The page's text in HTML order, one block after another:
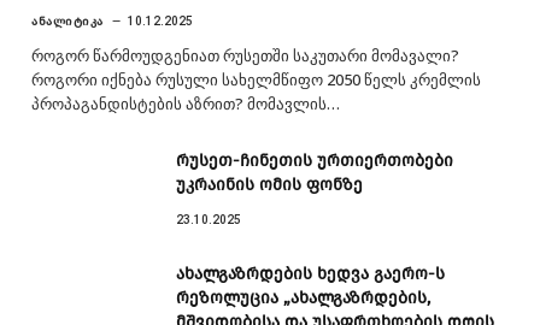
ᲐᲜᲐᲚᲘᲢᲘᲙᲐ 10.12.2025
როგორ წარმოუდგენიათ რუსეთში საკუთარი მომავალი?
როგორი იქნება რუსული სახელმწიფო 2050 წელს კრემლის
პროპაგანდისტების აზრით? მომავლის…
რუსეთ-ჩინეთის ურთიერთობები
უკრაინის ომის ფონზე
23.10.2025
ახალგაზრდების ხედვა გაერო-ს
რეზოლუცია „ახალგაზრდების,